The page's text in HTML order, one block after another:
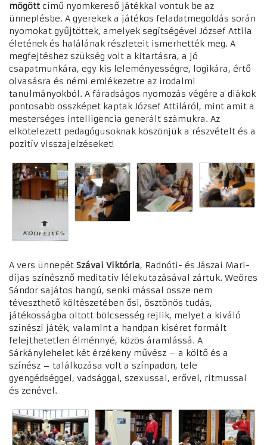
mögöttcímű nyomkereső játékkal vontuk be az
ünneplésbe. A gyerekek a játékos feladatmegoldás során
nyomokat gyűjtöttek, amelyek segítségével József Attila
életének és halálának részleteit ismerhették meg. A
megfejtéshez szükség volt a kitartásra, a jó
csapatmunkára, egy kis leleményességre, logikára, értő
olvasásra és némi emlékezetre az irodalmi
tanulmányokból. A fáradságos nyomozás végére a diákok
pontosabb összképet kaptak József Attiláról, mint amit a
mesterséges intelligencia generált számukra. Az
elkötelezett pedagógusoknak köszönjük a részvételt és a
pozitív visszajelzéseket!
A vers ünnepét Szávai Viktória, Radnóti- és Jászai Mari-
díjas színésznő meditatív lélekutazásával zártuk. Weöres
Sándor sajátos hangú, senki mással össze nem
téveszthető költészetében ősi, ösztönös tudás,
játékosságba oltott bölcsesség rejlik, melyet a kiváló
színészi játék, valamint a handpan kíséret formált
felejthetetlen élménnyé, közös áramlássá. A
Sárkánylehelet két érzékeny művész – a költő és a
színész – találkozása volt a színpadon, tele
gyengédséggel, vadsággal, szexussal, erővel, ritmussal
és zenével.